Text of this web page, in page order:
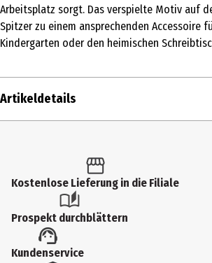
Arbeitsplatz sorgt. Das verspielte Motiv auf
Spitzer zu einem ansprechenden Accessoire
Kindergarten oder den heimischen
Artikeldetails
Produkttyp
Artikelnummer des Herstellers
585151
Kostenlose Lieferung in die Filiale
Prospekt durchblättern
Kundenservice